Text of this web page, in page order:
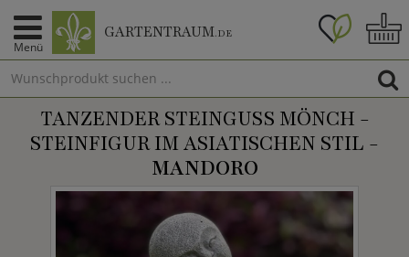
Menü
GARTENTRAUM.DE
TANZENDER STEINGUSS MÖNCH -
STEINFIGUR IM ASIATISCHEN STIL -
MANDORO